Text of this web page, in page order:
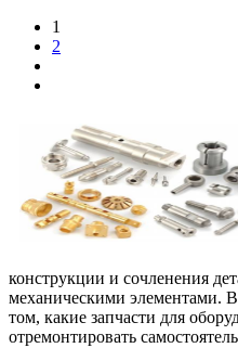
1
2
конструкции и сочленения
механическими элементами. В
том, какие запчасти для
отремонтировать